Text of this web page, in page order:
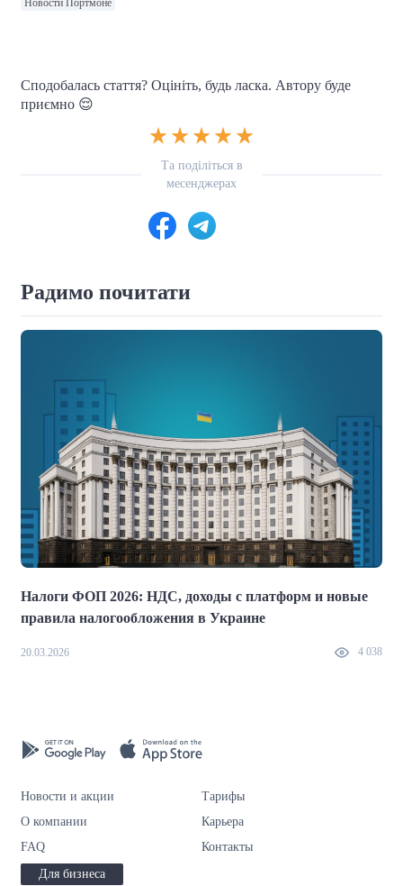
Новости Портмоне
Сподобалась стаття? Оцініть, будь ласка. Автору буде
приємно 😌
Та поділіться в
месенджерах
Радимо почитати
Налоги ФОП 2026: НДС, доходы с платформ и новые
правила налогообложения в Украине
20.03.2026 4 038
Новости и акции
Тарифы
О компании
Карьера
FAQ
Контакты
Для бизнеса